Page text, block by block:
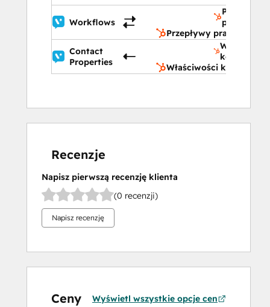
Workflows
Przepływy
pracy
Przepływy pracy
Contact
Properties
kontaktu
Właściwości kontaktu
Recenzje
Napisz pierwszą recenzję klienta
(0 recenzji)
Napisz recenzję
Ceny Wyświetl wszystkie opcje cen